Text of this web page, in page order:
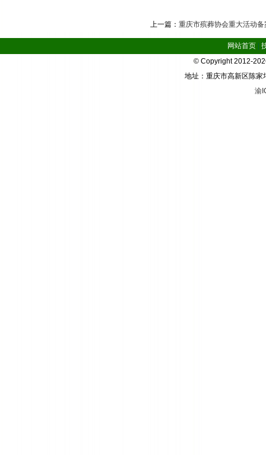
上一篇： 重庆市殡葬协会重大活动备
网站首页|
© Copyright 2012-
地址：重庆市高新区陈
渝